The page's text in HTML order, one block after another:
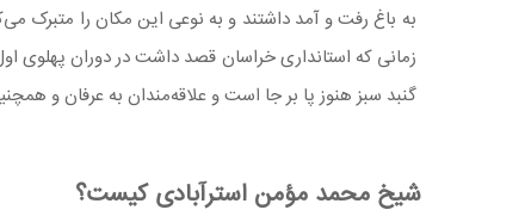
به باغ رفت و آمد داشتند و به نوعی این مکان را متبرک
زمانی که استانداری خراسان قصد داشت در دوران پهلوی
گنبد سبز هنوز پا بر جا است و علاقه‌مندان به عرفان و
شیخ محمد مؤمن استرآبادی کیست؟